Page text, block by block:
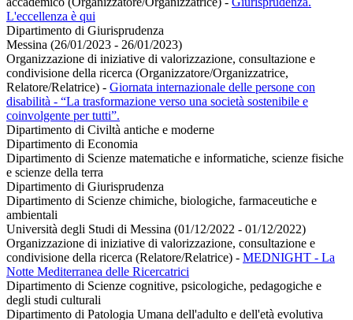
L'eccellenza è qui
Dipartimento di Giurisprudenza
Messina (26/01/2023 - 26/01/2023)
Organizzazione di iniziative di valorizzazione, consultazione e
condivisione della ricerca (Organizzatore/Organizzatrice,
Relatore/Relatrice) - Giornata internazionale delle persone con
disabilità - “La trasformazione verso una società sostenibile e
coinvolgente per tutti”.
Dipartimento di Civiltà antiche e moderne
Dipartimento di Economia
Dipartimento di Scienze matematiche e informatiche, scienze fisiche
e scienze della terra
Dipartimento di Giurisprudenza
Dipartimento di Scienze chimiche, biologiche, farmaceutiche e
ambientali
Università degli Studi di Messina (01/12/2022 - 01/12/2022)
Organizzazione di iniziative di valorizzazione, consultazione e
condivisione della ricerca (Relatore/Relatrice) - MEDNIGHT - La
Notte Mediterranea delle Ricercatrici
Dipartimento di Scienze cognitive, psicologiche, pedagogiche e
degli studi culturali
Dipartimento di Patologia Umana dell'adulto e dell'età evolutiva